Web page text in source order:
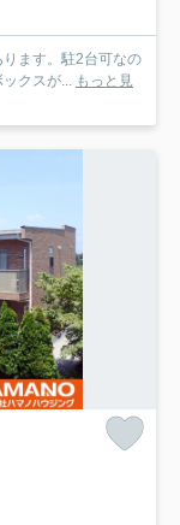
ます。駐2台可なの
クスが... もっと見